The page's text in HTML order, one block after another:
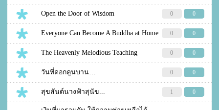
Open the Door of Wisdom 0 0
Everyone Can Become A Buddha at Home 0 0
The Heavenly Melodious Teaching 0 0
วันที่ดอกคูนบาน… 0 0
สุขสันต์นางฟ้าสุนัข... 1 0